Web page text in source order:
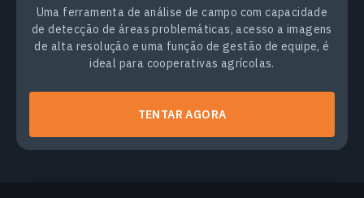
Uma ferramenta de análise de campo com capacidade
de detecção de áreas problemáticas, acesso a imagens
de alta resolução e uma função de gestão de equipe, é
ideal para cooperativas agrícolas.
TENTAR AGORA